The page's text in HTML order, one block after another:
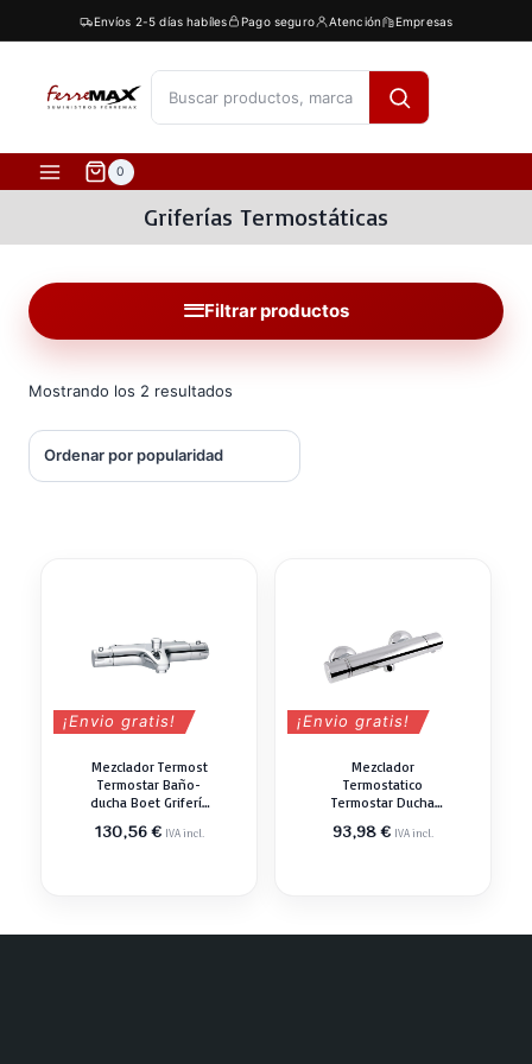
al
contenido
Envíos 2-5 días habíles Pago seguro Atención Empresas
0
Griferías Termostáticas
Filtrar productos
Mostrando los 2 resultados
¡Envio gratis!
Mezclador Termost
Termostar Baño-
ducha Boet Grifería
130,56€ IVA incl.
¡Envio gratis!
Mezclador
Termostatico
Termostar Ducha
Termostática
93,98€ IVA incl.